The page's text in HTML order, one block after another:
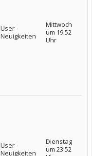
User-
Neuigkeiten
Mittwoch
um 19:52
Uhr
User-
Neuigkeiten
Dienstag
um 23:52